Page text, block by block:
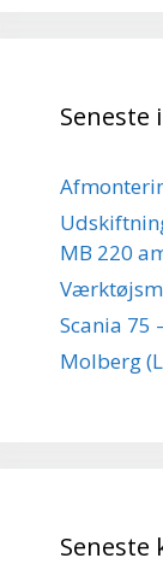
Seneste
MB 220
Scania 75
Molberg